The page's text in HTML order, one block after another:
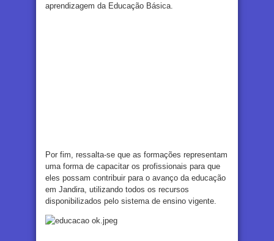
aprendizagem da Educação Básica.
Por fim, ressalta-se que as formações representam
uma forma de capacitar os profissionais para que
eles possam contribuir para o avanço da educação
em Jandira, utilizando todos os recursos
disponibilizados pelo sistema de ensino vigente.